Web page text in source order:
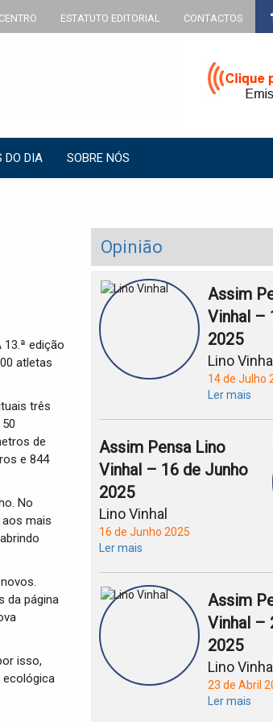
ESTATUTO EDITORIAL CONTACTOS
DO DIA SOBRE NÓS
edição
atletas
três
de
e 844
No
mais
da página
isso,
ecológica
Opinião
Assim
Vinhal –
2025
Lino Vinhal
14 de Julho
Ler mais
Assim Pensa Lino
Vinhal – 16 de Junho
2025
Lino Vinhal
16 de Junho 2025
Ler mais
Assim
Vinhal –
2025
Lino Vinhal
23 de Abril
Ler mais